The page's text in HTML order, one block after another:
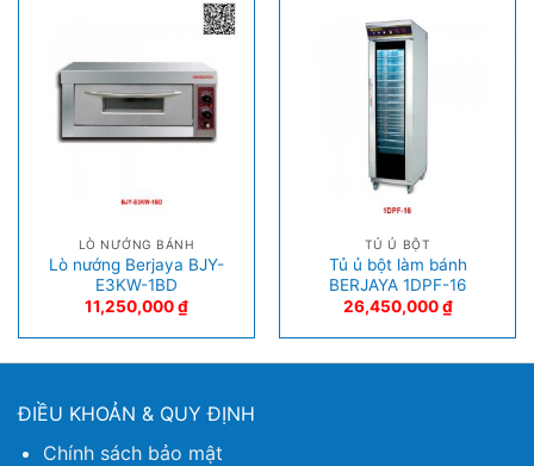
LÒ NƯỚNG BÁNH
Lò nướng Berjaya BJY-
E3KW-1BD
11,250,000₫
TỦ Ủ BỘT
Tủ ủ bột làm bánh
BERJAYA 1DPF-16
26,450,000₫
ĐIỀU KHOẢN & QUY ĐỊNH
Chính sách bảo mật